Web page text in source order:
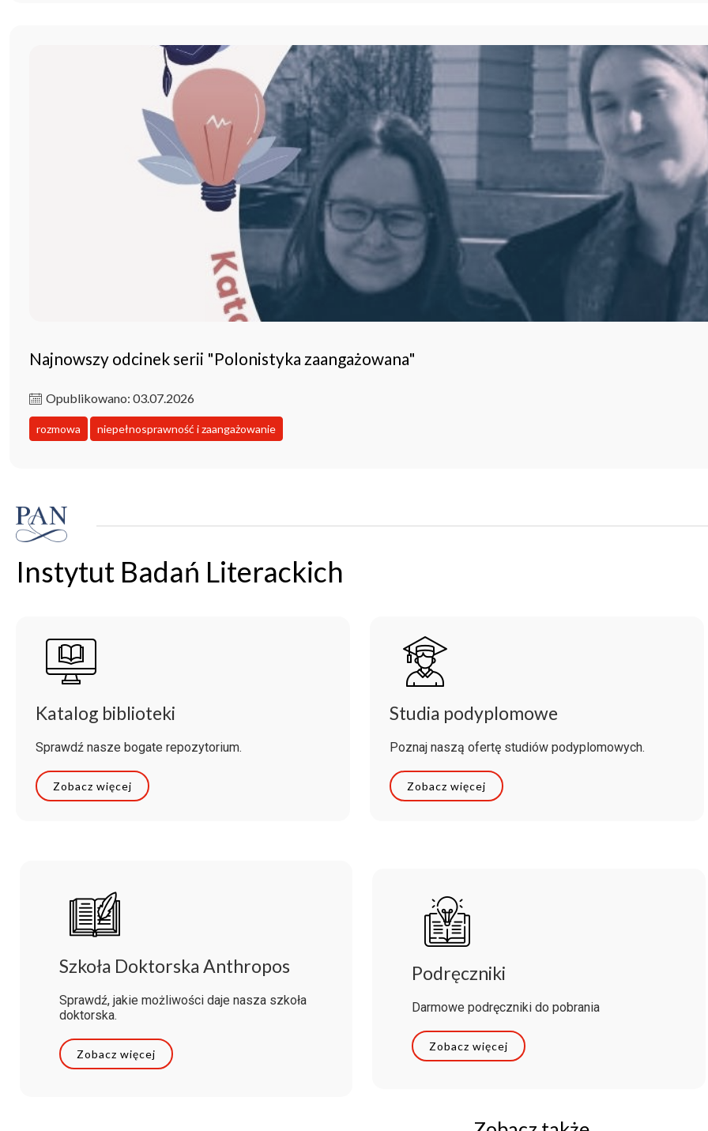
Najnowszy odcinek serii "Polonistyka zaangażowana"
Opublikowano: 03.07.2026
rozmowa niepełnosprawność i zaangażowanie
Instytut Badań Literackich
Katalog biblioteki
Sprawdź nasze bogate repozytorium.
Zobacz więcej
Studia podyplomowe
Poznaj naszą ofertę studiów podyplomowych.
Zobacz więcej
Szkoła Doktorska Anthropos
Sprawdź, jakie możliwości daje nasza szkoła
doktorska.
Zobacz więcej
Podręczniki
Darmowe podręczniki do pobrania
Zobacz więcej